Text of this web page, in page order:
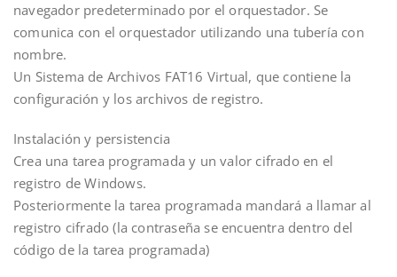
navegador predeterminado por el orquestador. Se
comunica con el orquestador utilizando una tubería con
nombre.
Un Sistema de Archivos FAT16 Virtual, que contiene la
configuración y los archivos de registro.
Instalación y persistencia
Crea una tarea programada y un valor cifrado en el
registro de Windows.
Posteriormente la tarea programada mandará a llamar al
registro cifrado (la contraseña se encuentra dentro del
código de la tarea programada)